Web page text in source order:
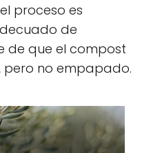
proceso es
de
de que el compost
pero no empapado.